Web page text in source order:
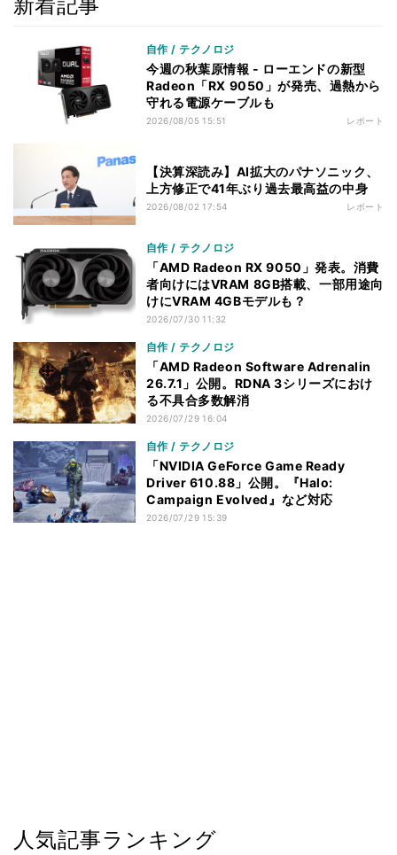
自作 / テクノロジ
今週の秋葉原情報 - ローエンドの新型
Radeon「RX 9050」が発売、過熱から
守れる電源ケーブルも
2026/08/05 15:51 レポート
【決算深読み】AI拡大のパナソニック、
上方修正で41年ぶり過去最高益の中身
2026/08/02 17:54 レポート
自作 / テクノロジ
「AMD Radeon RX 9050」発表。消費
者向けにはVRAM 8GB搭載、一部用途向
けにVRAM 4GBモデルも？
2026/07/30 11:32
自作 / テクノロジ
「AMD Radeon Software Adrenalin
26.7.1」公開。RDNA 3シリーズにおけ
る不具合多数解消
2026/07/29 16:04
自作 / テクノロジ
「NVIDIA GeForce Game Ready
Driver 610.88」公開。『Halo:
Campaign Evolved』など対応
2026/07/29 15:39
人気記事ランキング